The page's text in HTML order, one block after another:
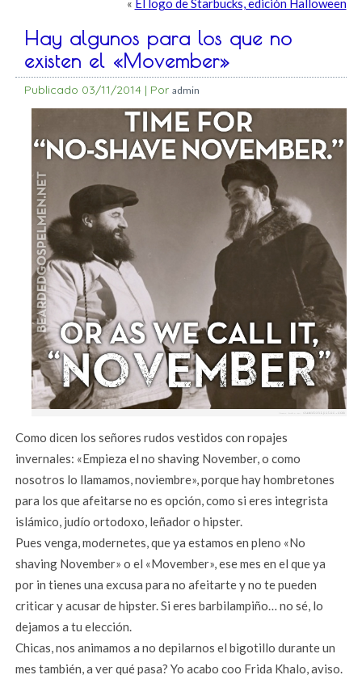
« El logo de Starbucks, edición Halloween
Hay algunos para los que no
existen el «Movember»
Publicado 03/11/2014 | Por admin
Como dicen los señores rudos vestidos con ropajes
invernales: «Empieza el no shaving November, o como
nosotros lo llamamos, noviembre», porque hay hombretones
para los que afeitarse no es opción, como si eres integrista
islámico, judío ortodoxo, leñador o hipster.
Pues venga, modernetes, que ya estamos en pleno «No
shaving November» o el «Movember», ese mes en el que ya
por in tienes una excusa para no afeitarte y no te pueden
criticar y acusar de hipster. Si eres barbilampiño… no sé, lo
dejamos a tu elección.
Chicas, nos animamos a no depilarnos el bigotillo durante un
mes también, a ver qué pasa? Yo acabo coo Frida Khalo, aviso.